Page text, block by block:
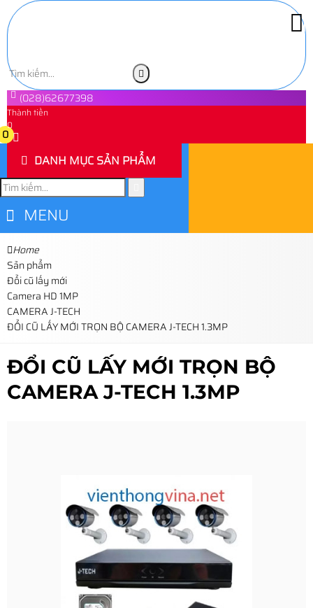
(028)62677398
Thành tiền
0
0
DANH MỤC SẢN PHẨM
MENU
Home
Sản phẩm
Đổi cũ lấy mới
Camera HD 1MP
CAMERA J-TECH
ĐỔI CŨ LẤY MỚI TRỌN BỘ CAMERA J-TECH 1.3MP
ĐỔI CŨ LẤY MỚI TRỌN BỘ
CAMERA J-TECH 1.3MP